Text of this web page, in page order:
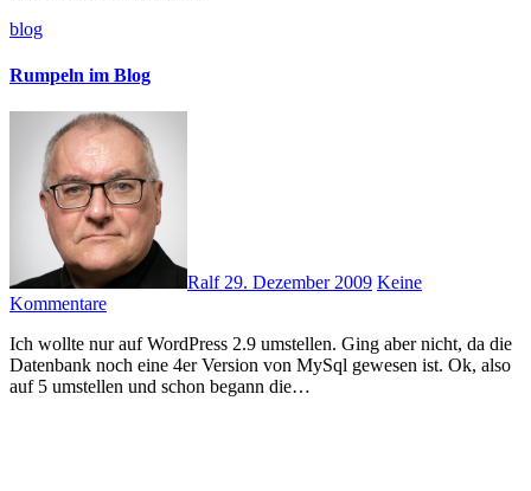
blog
Rumpeln im Blog
Ralf 29. Dezember 2009 Keine
Kommentare
Ich wollte nur auf WordPress 2.9 umstellen. Ging aber nicht, da die
Datenbank noch eine 4er Version von MySql gewesen ist. Ok, also
auf 5 umstellen und schon begann die…